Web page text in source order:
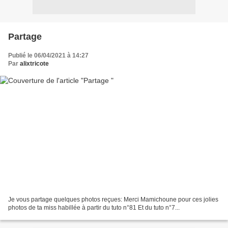
Partage
Publié le 06/04/2021 à 14:27
Par alixtricote
Je vous partage quelques photos reçues: Merci Mamichoune pour ces jolies
photos de ta miss habillée à partir du tuto n°81 Et du tuto n°7...